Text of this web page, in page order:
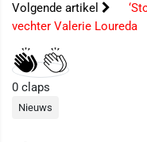
Volgende artikel
vechter Valerie Loureda
0 claps
Nieuws